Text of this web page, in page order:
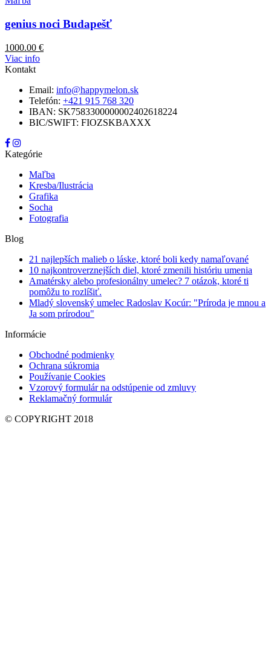
genius noci Budapešť
1000.00 €
Viac info
Kontakt
Email: info@happymelon.sk
Telefón: +421 915 768 320
IBAN: SK7583300000002402618224
BIC/SWIFT: FIOZSKBAXXX
Kategórie
Maľba
Kresba/Ilustrácia
Grafika
Socha
Fotografia
Blog
21 najlepších malieb o láske, ktoré boli kedy namaľované
10 najkontroverznejších diel, ktoré zmenili históriu umenia
Amatérsky alebo profesionálny umelec? 7 otázok, ktoré ti
pomôžu to rozlíšiť.
Mladý slovenský umelec Radoslav Kocúr: "Príroda je mnou a
Ja som prírodou"
Informácie
Obchodné podmienky
Ochrana súkromia
Používanie Cookies
Vzorový formulár na odstúpenie od zmluvy
Reklamačný formulár
© COPYRIGHT 2018